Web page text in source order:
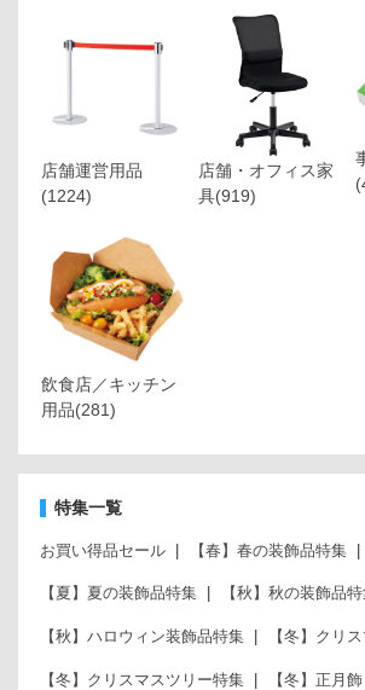
店舗運営用品
(1224)
店舗・オフィス家
具(919)
飲食店／キッチン
用品(281)
特集一覧
お買い得品セール 【春】春の装飾品特集
【夏】夏の装飾品特集 【秋】秋の装飾品
【秋】ハロウィン装飾品特集 【冬】クリ
【冬】クリスマスツリー特集 【冬】正月